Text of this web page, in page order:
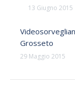
13 Giugno 2015
Grosseto
29 Maggio 2015